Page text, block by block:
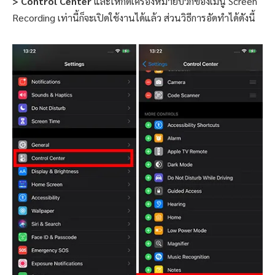
Recording เท่านี้ก็จะเปิดใช้งานได้แล้ว ส่วนวิธีการอัดทำได้ดังนี้